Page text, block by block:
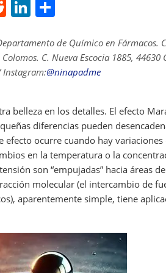
R
d
di
Li
k
e
n
ar
e
de Químico en Fármacos.
C. Nueva Escocia 1885, 44630
@ninapadme
belleza en los detalles. El efecto
diferencias pueden
efecto ocurre cuando hay variaciones
en la temperatura o la
son “empujadas” hacia áreas
molecular (el intercambio de
aparentemente simple, tiene